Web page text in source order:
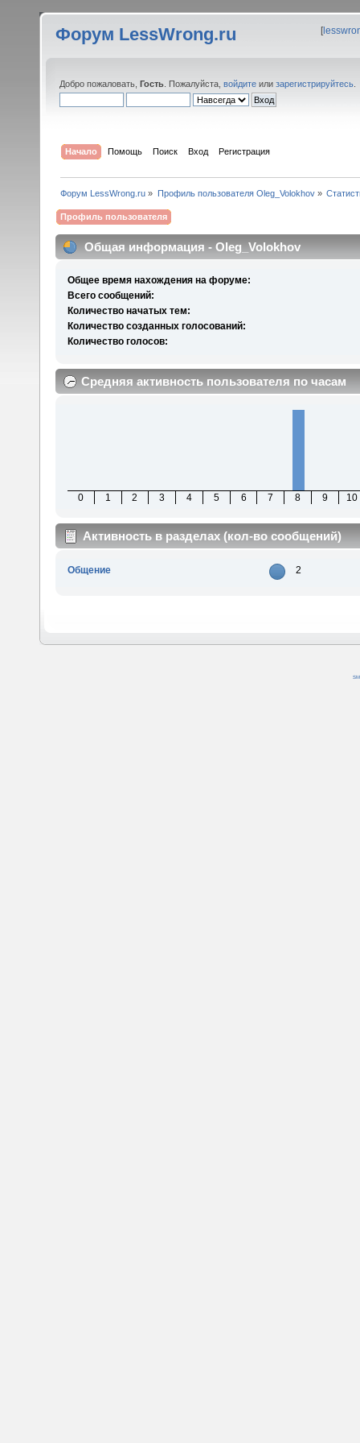
Форум LessWrong.ru [
Добро пожаловать, Гость . Пожалуйста, войдите или зарегистрируйтесь
Начало Помощь Поиск Вход Регистрация
Форум LessWrong.ru » Профиль пользователя Oleg_Volokhov»
Профиль пользователя
Общая информация - Oleg_Volokhov
Общее время нахождения на форуме:
Всего сообщений:
Количество начатых тем:
Количество созданных голосований:
Количество голосов:
Средняя активность пользователя по часам
0 1 2 3 4 5 6 7 8 9 10
Активность в разделах (кол-во сообщений)
Общение 2